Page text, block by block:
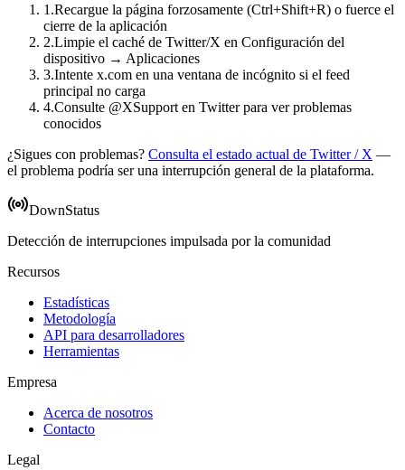
1 .Recargue la página forzosamente (Ctrl+Shift+R) o fuerce el
cierre de la aplicación
2.Limpie el caché de Twitter/X en Configuración del
dispositivo → Aplicaciones
3.Intente x.com en una ventana de incógnito si el feed
principal no carga
4.Consulte @XSupport en Twitter para ver problemas
conocidos
¿Sigues con problemas? Consulta el estado actual de Twitter / X —
el problema podría ser una interrupción general de la plataforma.
DownStatus
Detección de interrupciones impulsada por la comunidad
Recursos
Estadísticas
Metodología
API para desarrolladores
Herramientas
Empresa
Acerca de nosotros
Contacto
Legal